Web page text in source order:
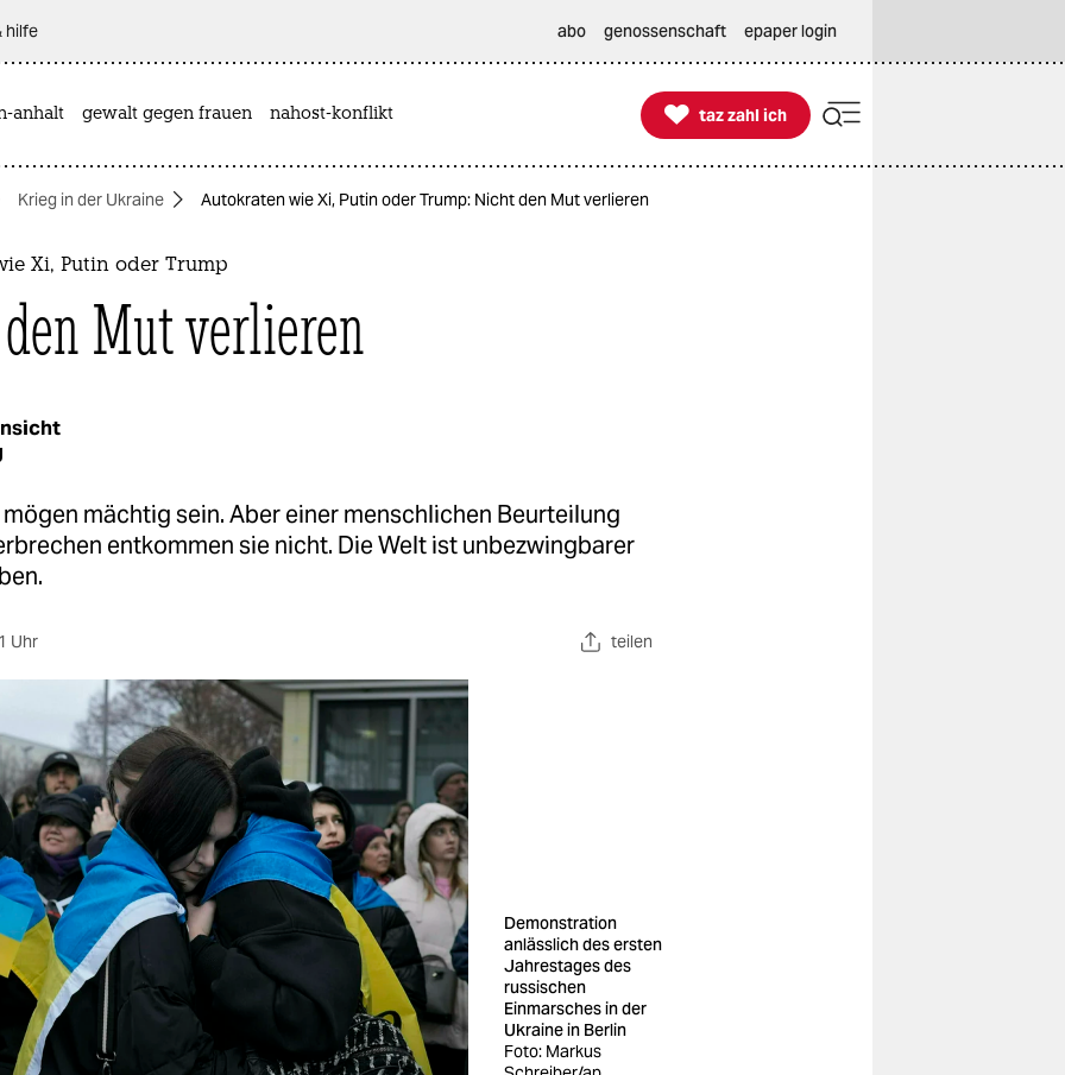
hilfe abo genossenschaft epaper login
anhalt gewalt gegen frauen nahost-konflikt 
taz zahl ich
taz zahl ich
Krieg in der Ukraine Autokraten wie Xi, Putin oder Trump: Nicht den Mut verlieren
Xi, Putin oder Trump
Mut verlieren
mächtig sein. Aber einer menschlichen Beurteilung
entkommen sie nicht. Die Welt ist unbezwingbarer
Uhr teilen
Demonstration
anlässlich des ersten
Jahrestages des
russischen
Einmarsches in der
Ukraine in Berlin
Foto: Markus